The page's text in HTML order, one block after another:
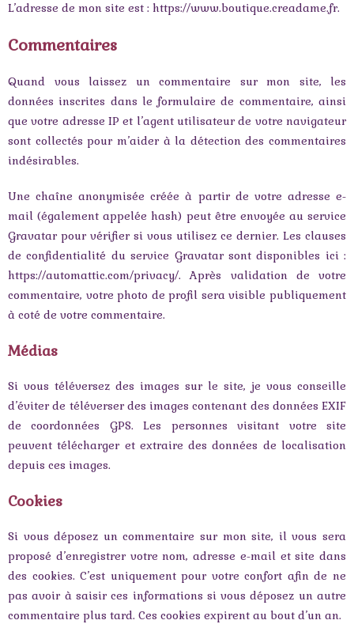
L’adresse de mon site est : https://www.boutique.creadame.fr.
Commentaires
Quand vous laissez un commentaire sur mon site, les
données inscrites dans le formulaire de commentaire, ainsi
que votre adresse IP et l’agent utilisateur de votre navigateur
sont collectés pour m’aider à la détection des commentaires
indésirables.
Une chaîne anonymisée créée à partir de votre adresse e-
mail (également appelée hash) peut être envoyée au service
Gravatar pour vérifier si vous utilisez ce dernier. Les clauses
de confidentialité du service Gravatar sont disponibles ici :
https://automattic.com/privacy/. Après validation de votre
commentaire, votre photo de profil sera visible publiquement
à coté de votre commentaire.
Médias
Si vous téléversez des images sur le site, je vous conseille
d’éviter de téléverser des images contenant des données EXIF
de coordonnées GPS. Les personnes visitant votre site
peuvent télécharger et extraire des données de localisation
depuis ces images.
Cookies
Si vous déposez un commentaire sur mon site, il vous sera
proposé d’enregistrer votre nom, adresse e-mail et site dans
des cookies. C’est uniquement pour votre confort afin de ne
pas avoir à saisir ces informations si vous déposez un autre
commentaire plus tard. Ces cookies expirent au bout d’un an.